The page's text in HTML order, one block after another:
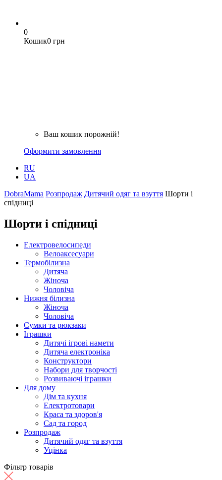
0
Кошик0 грн
Ваш кошик порожній!
Оформити замовлення
RU
UA
DobraMama Розпродаж Дитячий одяг та взуття Шорти і
спідниці
Шорти і спідниці
Електровелосипеди
Велоаксесуари
Термобілизна
Дитяча
Жіноча
Чоловіча
Нижня білизна
Жіноча
Чоловіча
Сумки та рюкзаки
Іграшки
Дитячі ігрові намети
Дитяча електроніка
Конструктори
Набори для творчості
Розвиваючі іграшки
Для дому
Дім та кухня
Електротовари
Краса та здоров'я
Сад та город
Розпродаж
Дитячий одяг та взуття
Уцінка
Фільтр товарів